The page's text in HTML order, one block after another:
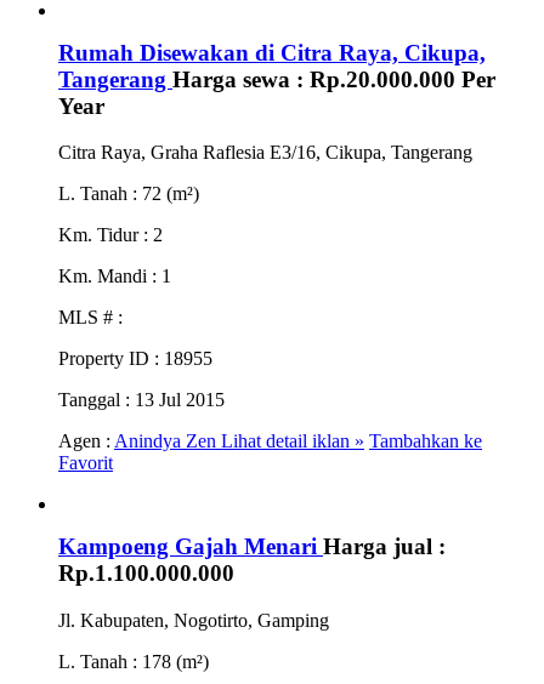
Rumah Disewakan di Citra Raya, Cikupa,
Tangerang Harga sewa : Rp.20.000.000 Per
Year
Citra Raya, Graha Raflesia E3/16, Cikupa, Tangerang
L. Tanah : 72 (m²)
Km. Tidur : 2
Km. Mandi : 1
MLS # :
Property ID : 18955
Tanggal : 13 Jul 2015
Agen : Anindya Zen Lihat detail iklan » Tambahkan ke
Favorit
Kampoeng Gajah Menari Harga jual :
Rp.1.100.000.000
Jl. Kabupaten, Nogotirto, Gamping
L. Tanah : 178 (m²)